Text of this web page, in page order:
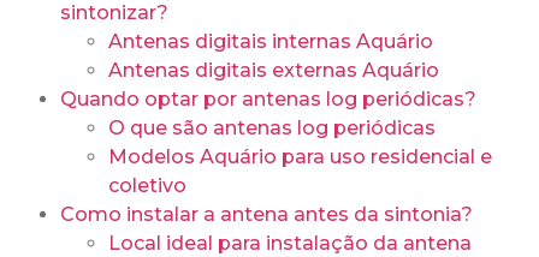
sintonizar?
Antenas digitais internas Aquário
Antenas digitais externas Aquário
Quando optar por antenas log periódicas?
O que são antenas log periódicas
Modelos Aquário para uso residencial e
coletivo
Como instalar a antena antes da sintonia?
Local ideal para instalação da antena